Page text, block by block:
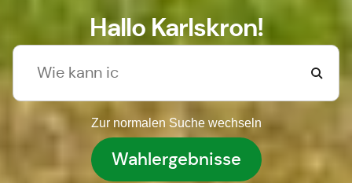
Hallo Karlskron!
Zur normalen Suche wechseln
Wahlergebnisse